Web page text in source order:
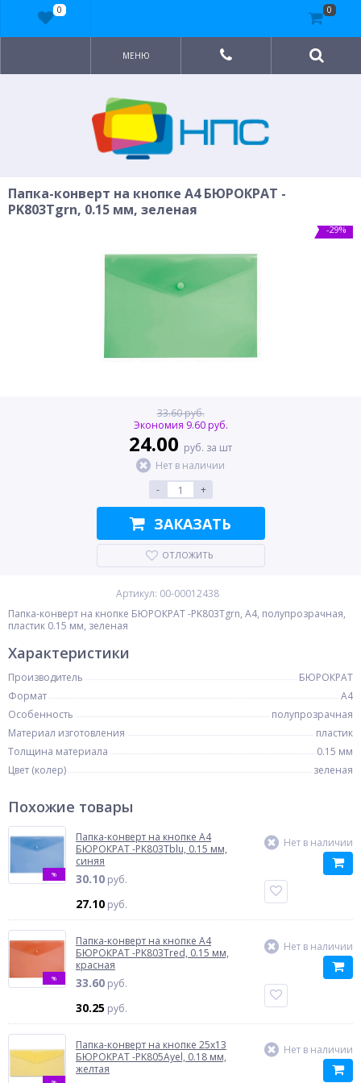
МЕНЮ
Папка-конверт на кнопке A4 БЮРОКРАТ -
PK803Tgrn, 0.15 мм, зеленая
-29%
33.60 руб.
Экономия 9.60 руб.
24.00 руб. за шт
Нет в наличии
-
+
ЗАКАЗАТЬ
ОТЛОЖИТЬ
Артикул: 00-00012438
Папка-конверт на кнопке БЮРОКРАТ -PK803Tgrn, A4, полупрозрачная,
пластик 0.15 мм, зеленая
Характеристики
Производитель
БЮРОКРАТ
Формат
A4
Особенность
полупрозрачная
Материал изготовления
пластик
Толщина материала
0.15 мм
Цвет (колер)
зеленая
Похожие товары
%
Папка-конверт на кнопке A4
БЮРОКРАТ -PK803Tblu, 0.15 мм,
синяя
30.10 руб.
27.10 руб.
Нет в наличии
%
Папка-конверт на кнопке A4
БЮРОКРАТ -PK803Tred, 0.15 мм,
красная
33.60 руб.
30.25 руб.
Нет в наличии
Папка-конверт на кнопке 25x13
БЮРОКРАТ -PK805Ayel, 0.18 мм,
желтая
Нет в наличии
0 0